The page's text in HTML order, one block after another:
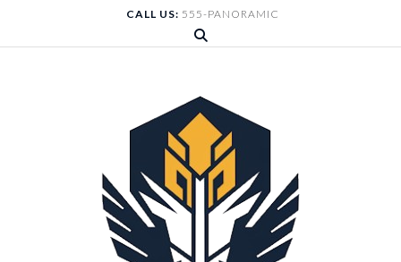
content
CALL US: 555-PANORAMIC